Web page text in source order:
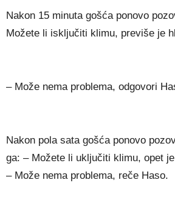
Nakon 15 minuta gošća ponovo
Možete li isključiti klimu, previše je
– Može nema problema, odgovori
Nakon pola sata gošća ponovo
ga: – Možete li uključiti klimu, opet
– Može nema problema, reče Haso.